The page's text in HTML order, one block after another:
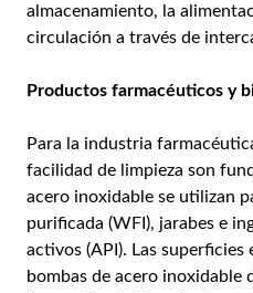
almacenamiento, la
circulación a través de
Productos farmacéuticos y
Para la industria
facilidad de limpieza son
acero inoxidable se utilizan
purificada (WFI), jarabes e
activos (API). Las superficies
bombas de acero inoxidable